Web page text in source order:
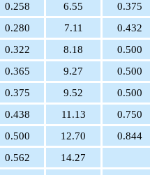
0.258 6.55 0.375
0.280 7.11 0.432
0.322 8.18 0.500
0.365 9.27 0.500
0.375 9.52 0.500
0.438 11.13 0.750
0.500 12.70 0.844
0.562
14.27